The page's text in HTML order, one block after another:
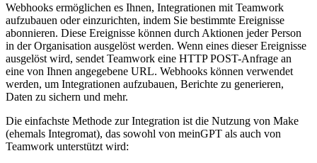
Webhooks ermöglichen es Ihnen, Integrationen mit Teamwork
aufzubauen oder einzurichten, indem Sie bestimmte Ereignisse
abonnieren. Diese Ereignisse können durch Aktionen jeder Person
in der Organisation ausgelöst werden. Wenn eines dieser Ereignisse
ausgelöst wird, sendet Teamwork eine HTTP POST-Anfrage an
eine von Ihnen angegebene URL. Webhooks können verwendet
werden, um Integrationen aufzubauen, Berichte zu generieren,
Daten zu sichern und mehr.
Die einfachste Methode zur Integration ist die Nutzung von Make
(ehemals Integromat), das sowohl von meinGPT als auch von
Teamwork unterstützt wird: